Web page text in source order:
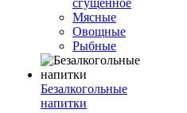
сгущенное
Мясные
Овощные
Рыбные
Безалкогольные
напитки